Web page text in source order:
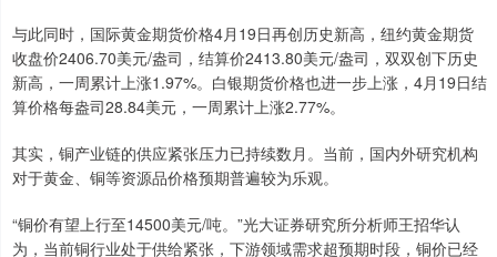
与此同时，国际黄金期货价格4月19日再创历史新高，纽约黄金期货
收盘价2406.70美元/盎司，结算价2413.80美元/盎司，双双创下历史
新高，一周累计上涨1.97%。白银期货价格也进一步上涨，4月19日结
算价格每盎司28.84美元，一周累计上涨2.77%。
其实，铜产业链的供应紧张压力已持续数月。当前，国内外研究机构
对于黄金、铜等资源品价格预期普遍较为乐观。
“铜价有望上行至14500美元/吨。”光大证券研究所分析师王招华认
为，当前铜行业处于供给紧张，下游领域需求超预期时段，铜价已经